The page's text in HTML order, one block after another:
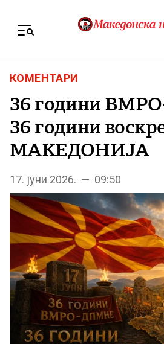
КОМЕНТАРИ
36 години
36 години
МАКЕДОНИЈА
17. јуни 2026. — 09:50